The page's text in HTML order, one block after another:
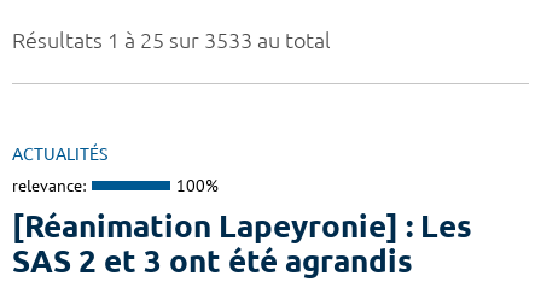
Résultats 1 à 25 sur 3533 au total
ACTUALITÉS
relevance: 100%
[Réanimation Lapeyronie] : Les
SAS 2 et 3 ont été agrandis